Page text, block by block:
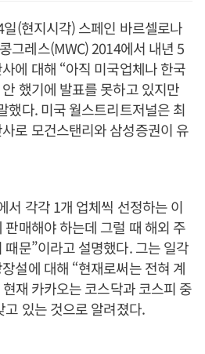
(현지시각) 스페인 바르셀로나
그레스(MWC) 2014에서 내년 5
에 대해 “아직 미국업체나 한국
했기에 발표를 못하고 있지만
했다. 미국 월스트리트저널은 최
로 모건스탠리와 삼성증권이 유
서 각각 1개 업체씩 선정하는 이
매해야 하는데 그럴 때 해외 주
문”이라고 설명했다. 그는 일각
설에 대해 “현재로써는 전혀 계
재 카카오는 코스닥과 코스피 중
있는 것으로 알려졌다.